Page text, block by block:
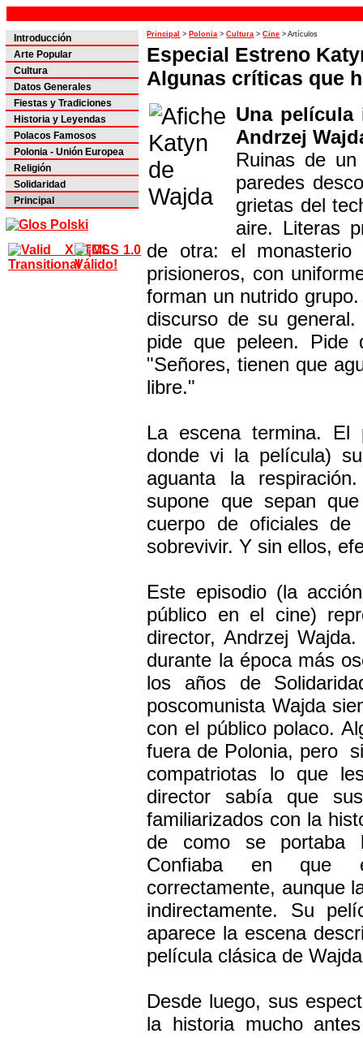
Introducción
Arte Popular
Cultura
Datos Generales
Fiestas y Tradiciones
Historia y Leyendas
Polacos Famosos
Polonia - Unión Europea
Religión
Solidaridad
Principal
Principal > Polonia >Cultura >Cine > Artículos
Especial Estreno
Algunas críticas que
Una
Andrzej
Ruinas de
paredes
grietas del
aire. Literas
de otra: el
prisioneros, con
forman un nutrido
discurso de su
pide que peleen. Pide
"Señores, tienen que
libre."
La escena termina. El
donde vi la película)
aguanta la
supone que sepan
cuerpo de oficiales
sobrevivir. Y sin ellos,
Este episodio (la
público en el cine)
director, Andrzej
durante la época más
los años de
poscomunista Wajda
con el público polaco.
fuera de Polonia, pero
compatriotas lo que
director sabía que
familiarizados con la
de como se portaba
Confiaba en que
correctamente, aunque
indirectamente. Su
aparece la escena
película clásica de
Desde luego, sus
la historia mucho